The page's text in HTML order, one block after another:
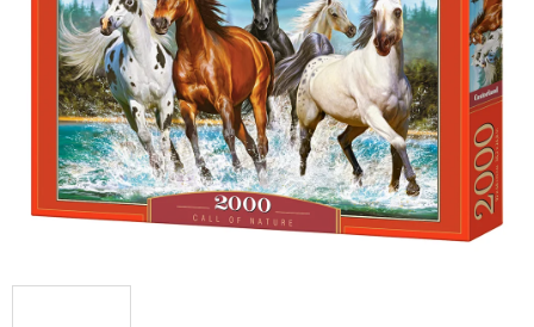
hvězdiček.